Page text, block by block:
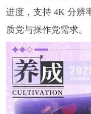
进度，支持 4K 分辨
质党与操作党需求。